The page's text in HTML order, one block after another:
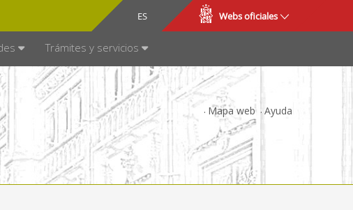
ES
CA Webs oficiales
Trámites y servicios
Mapa web Ayuda